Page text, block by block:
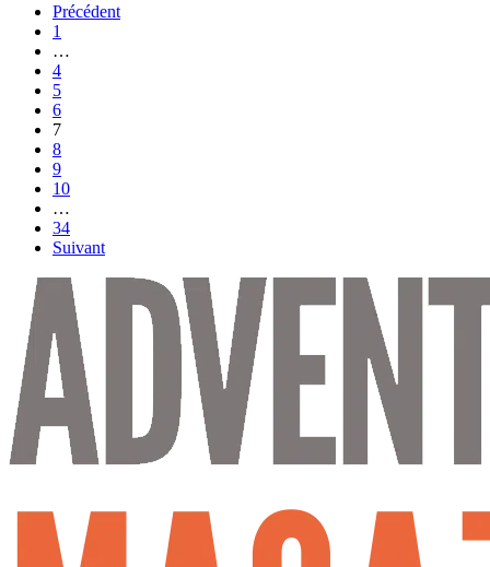
Précédent
1
…
4
5
6
7
8
9
10
…
34
Suivant